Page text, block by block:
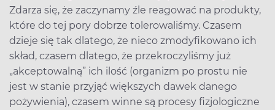
Zdarza się, że zaczynamy źle reagować na produkty,
które do tej pory dobrze tolerowaliśmy. Czasem
dzieje się tak dlatego, że nieco zmodyfikowano ich
skład, czasem dlatego, że przekroczyliśmy już
„akceptowalną” ich ilość (organizm po prostu nie
jest w stanie przyjąć większych dawek danego
pożywienia), czasem winne są procesy fizjologiczne